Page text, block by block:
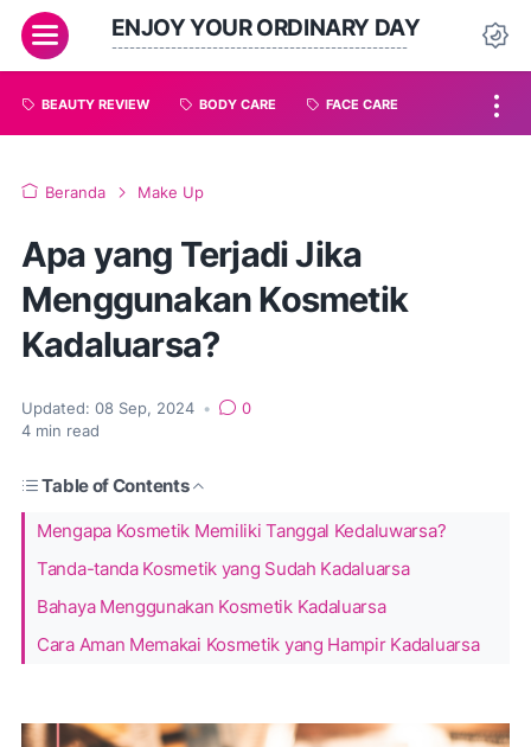
ENJOY YOUR ORDINARY DAY
--------------------------------------------------
BEAUTY REVIEW BODY CARE FACE CARE
Beranda Make Up
Apa yang Terjadi Jika
Menggunakan Kosmetik
Kadaluarsa?
Updated: 08 Sep, 2024 •
0
4 min read
Table of Contents
Mengapa Kosmetik Memiliki Tanggal Kedaluwarsa?
Tanda-tanda Kosmetik yang Sudah Kadaluarsa
Bahaya Menggunakan Kosmetik Kadaluarsa
Cara Aman Memakai Kosmetik yang Hampir Kadaluarsa